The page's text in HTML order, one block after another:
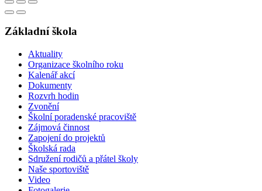
Základní škola
Aktuality
Organizace školního roku
Kalenář akcí
Dokumenty
Rozvrh hodin
Zvonění
Školní poradenské pracoviště
Zájmová činnost
Zapojení do projektů
Školská rada
Sdružení rodičů a přátel školy
Naše sportoviště
Video